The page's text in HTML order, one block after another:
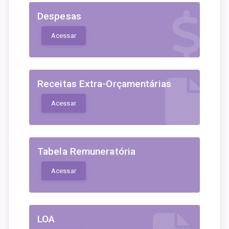
Despesas
Acessar
Receitas Extra-Orçamentárias
Acessar
Tabela Remuneratória
Acessar
LOA